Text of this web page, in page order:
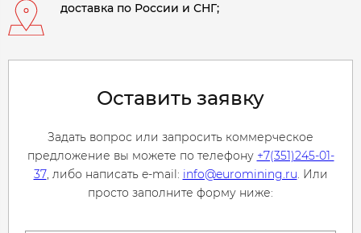
доставка по России и СНГ;
Оставить заявку
Задать вопрос или запросить коммерческое
предложение вы можете по телефону +7(351)245-01-
37, либо написать e-mail: info@euromining.ru. Или
просто заполните форму ниже: